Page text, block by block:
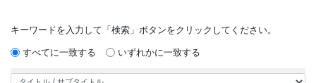
キーワードを入力して「検索」ボタンをクリックしてください。
すべてに一致する
いずれかに一致する